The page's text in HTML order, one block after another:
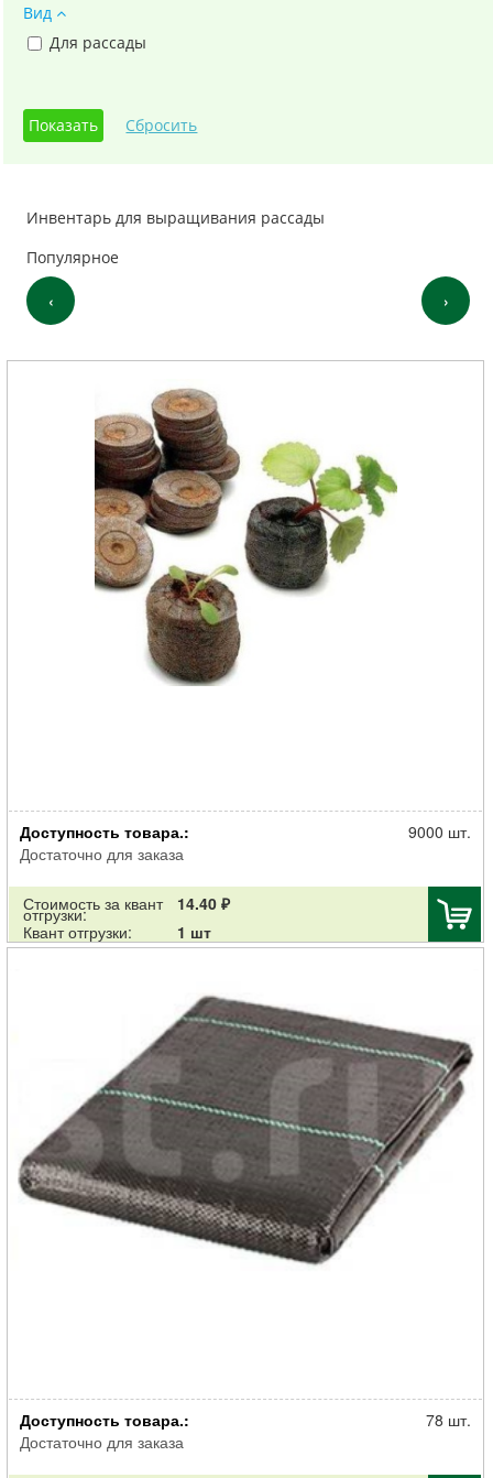
Кострома пластик
Эра
Вид
Для рассады
Инвентарь для выращивания рассады
Популярное
‹ ›
Торфотаблетка Джиффи для рассады d-36 мм
Доступность товара.:
Достаточно для заказа
9000 шт.
Стоимость за квант
отгрузки:
14.40 ₽
Квант отгрузки:
1 шт
Агроткань МегаПласт застилочная P-100г/м2 w-1,1м черный 5м
Доступность товара.:
Достаточно для заказа
78 шт.